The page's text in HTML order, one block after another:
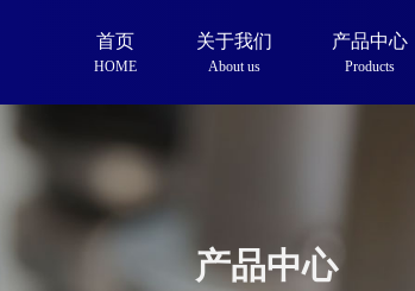
首页
HOME
关于我们
About us
产品中心
Products
产品中心